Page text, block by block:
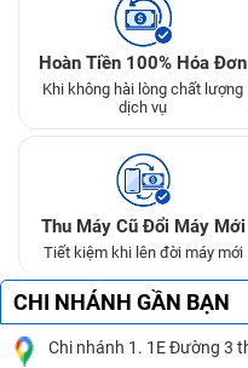
Hoàn Tiền 100% Hóa Đơn
Khi không hài lòng chất lượng
dịch vụ
Thu Máy Cũ Đổi Máy Mới
Tiết kiệm khi lên đời máy mới
CHI NHÁNH GẦN BẠN
Chi nhánh 1. 1E Đường 3